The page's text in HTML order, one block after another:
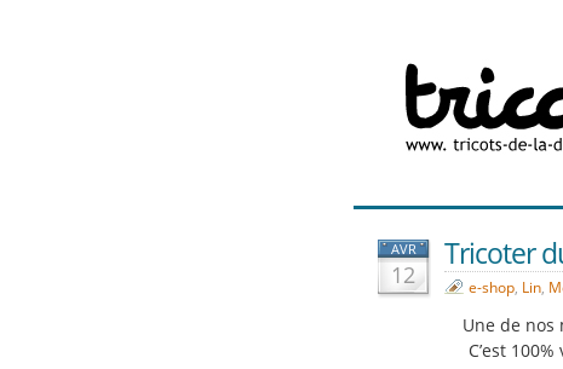
AVR
12
Tricoter
e-shop, Lin,
Une de nos
C’est